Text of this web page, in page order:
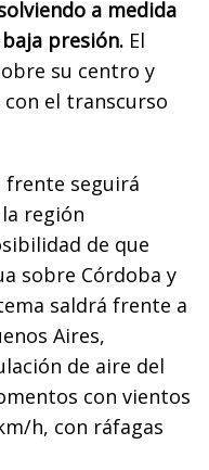
a medida
presión. El
su centro y
con el transcurso
seguirá
región
de que
sobre Córdoba y
saldrá frente a
Aires,
de aire del
con vientos
h, con ráfagas